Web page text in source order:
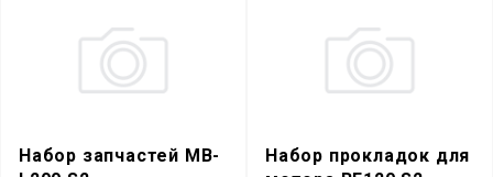
Набор запчастей MB-
Набор прокладок для